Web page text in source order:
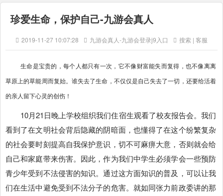
珍爱生命，保护自己-九游会真人
2019-11-27 10:07:28 九游会真人-九游会登录j9入口 搜索 | 客服
生命是宝贵的，每个人都只有一次，它不像财富能失而复得，也不像离离
草原上的草能周而复始。谁失去了生命，不仅仅是自己失去了一切，还要给活着
的亲人留下心灵的创伤！
10月21日晚上学校组织我们住宿生观看了校友报告会。我们
看到了在文明社会背后隐藏的阴暗面，也懂得了在这个纷繁复杂
的社会要时刻提高自我保护意识，切不可麻痹大意，否则就会给
自己和家庭带来伤害。因此，作为我们中学生必须学会一些预防
青少年受到不法侵害的知识。通过这方面知识的普及，可以让我
们在生活中避免受到不法分子的危害。就如同张力前政委讲的那